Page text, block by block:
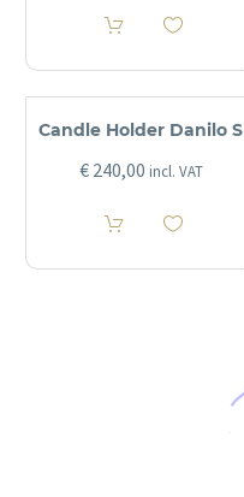
Candle Holder Danilo S
€240,00 incl. VAT